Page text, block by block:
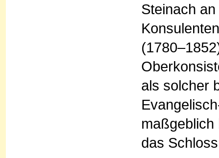
Steinach
als solcher
maßgeblich
das